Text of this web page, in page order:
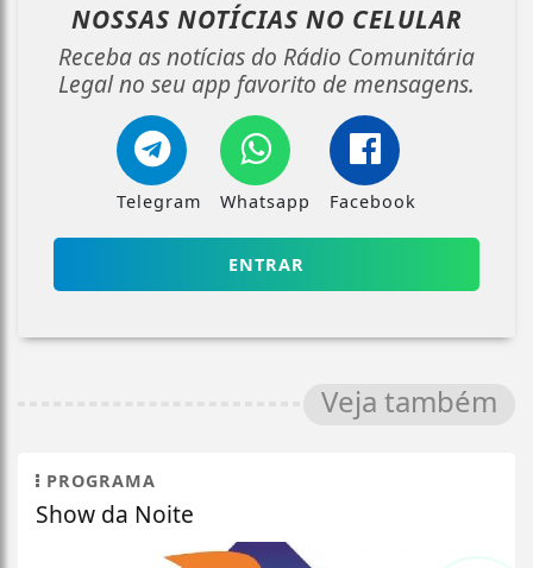
NOSSAS NOTÍCIAS NO CELULAR
Receba as notícias do Rádio Comunitária
Legal no seu app favorito de mensagens.
Telegram Whatsapp Facebook
ENTRAR
Veja também
PROGRAMA
Show da Noite